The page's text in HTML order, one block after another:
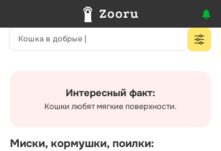
Интересный факт:
Кошки любят мягкие поверхности.
Миски, кормушки, поилки: